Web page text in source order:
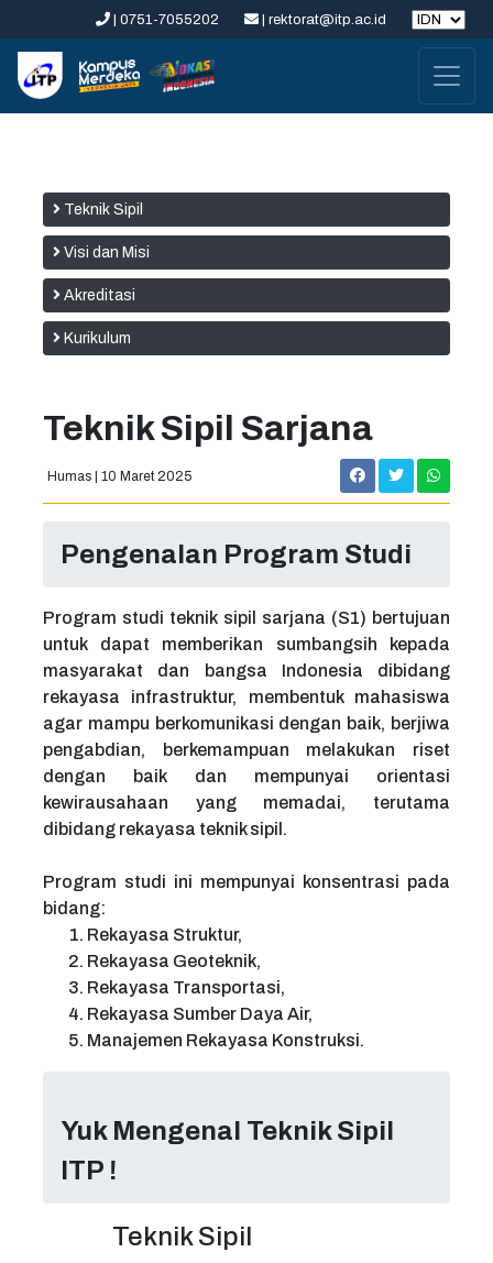
| 0751-7055202 | rektorat@itp.ac.id
Teknik Sipil
Visi dan Misi
Akreditasi
Kurikulum
Teknik Sipil Sarjana
Humas | 10 Maret 2025
Pengenalan Program Studi
Program studi teknik sipil sarjana (S1) bertujuan
untuk dapat memberikan sumbangsih kepada
masyarakat dan bangsa Indonesia dibidang
rekayasa infrastruktur, membentuk mahasiswa
agar mampu berkomunikasi dengan baik, berjiwa
pengabdian, berkemampuan melakukan riset
dengan baik dan mempunyai orientasi
kewirausahaan yang memadai, terutama
dibidang rekayasa teknik sipil.
Program studi ini mempunyai konsentrasi pada
bidang:
Rekayasa Struktur,
Rekayasa Geoteknik,
Rekayasa Transportasi,
Rekayasa Sumber Daya Air,
Manajemen Rekayasa Konstruksi.
Yuk Mengenal Teknik Sipil
ITP !
Teknik Sipil